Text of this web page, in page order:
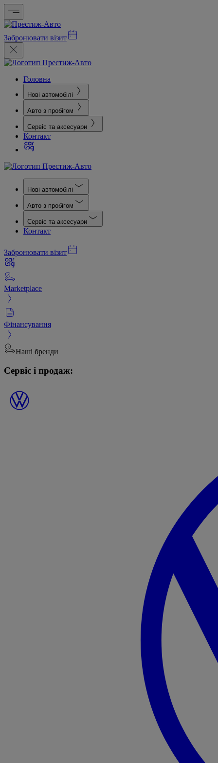
Забронювати візит
Головна
Нові автомобілі
Авто з пробігом
Сервіс та аксесуари
Контакт
Нові автомобілі
Авто з пробігом
Сервіс та аксесуари
Контакт
Забронювати візит
Marketplace
Фінансування
Наші бренди
Сервіс і продаж: